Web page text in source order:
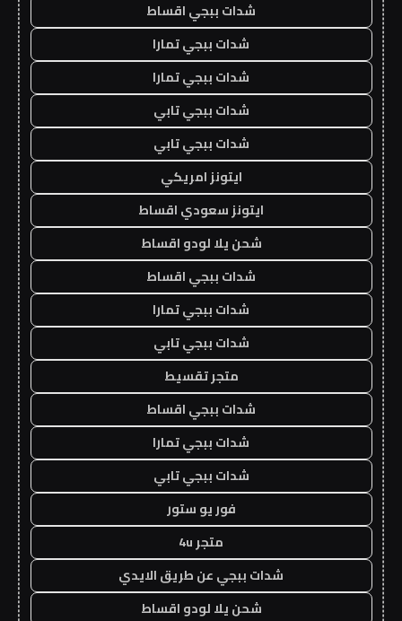
شدات ببجي اقساط
شدات ببجي تمارا
شدات ببجي تمارا
شدات ببجي تابي
شدات ببجي تابي
ايتونز امريكي
ايتونز سعودي اقساط
شحن يلا لودو اقساط
شدات ببجي اقساط
شدات ببجي تمارا
شدات ببجي تابي
متجر تقسيط
شدات ببجي اقساط
شدات ببجي تمارا
شدات ببجي تابي
فور يو ستور
متجر 4u
شدات ببجي عن طريق الايدي
شحن يلا لودو اقساط